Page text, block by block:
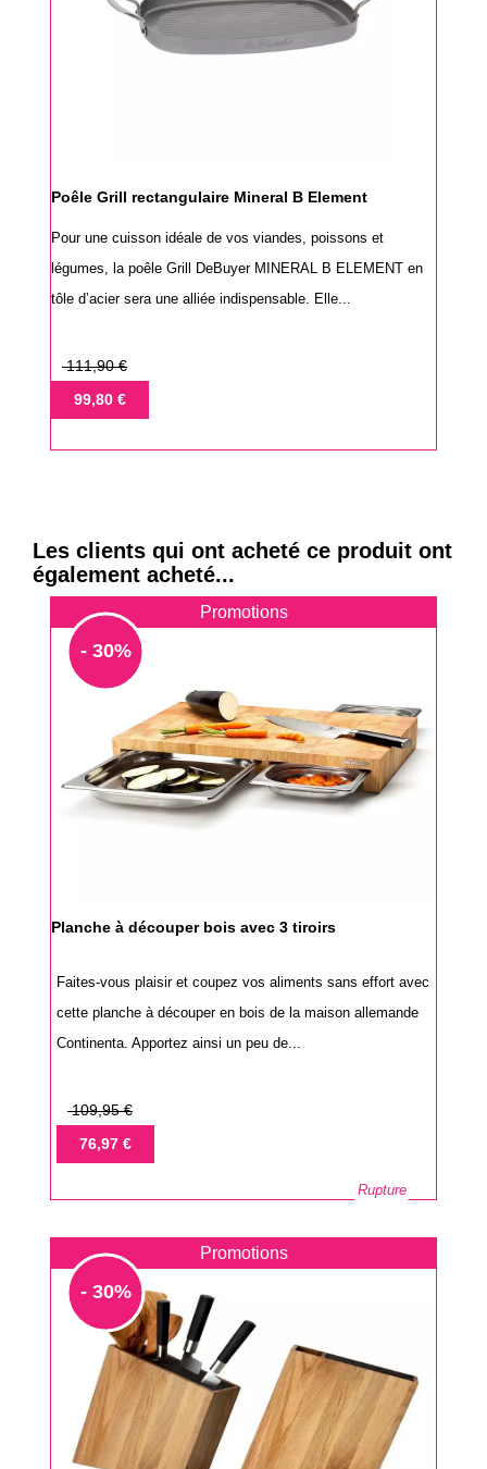
Poêle Grill rectangulaire Mineral B Element
Pour une cuisson idéale de vos viandes, poissons et
légumes, la poêle Grill DeBuyer MINERAL B ELEMENT en
tôle d’acier sera une alliée indispensable. Elle...
Prix
base
111,90 €
Prix99,80 €
Les clients qui ont acheté ce produit ont
également acheté...
Promotions
- 30%
Planche à découper bois avec 3 tiroirs
Faites-vous plaisir et coupez vos aliments sans effort avec
cette planche à découper en bois de la maison allemande
Continenta. Apportez ainsi un peu de...
Prix
base
109,95 €
Prix76,97 €
Rupture
Promotions
- 30%